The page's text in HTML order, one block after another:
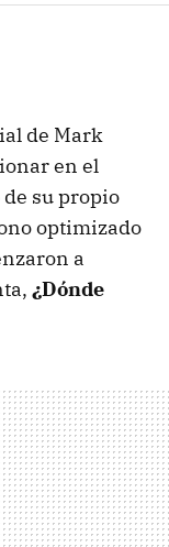
de Mark
en el
su propio
optimizado
a
¿Dónde